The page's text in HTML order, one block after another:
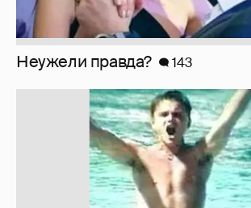
Неужели правда? 143